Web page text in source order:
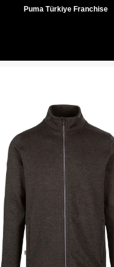
Puma Türkiye Franchise